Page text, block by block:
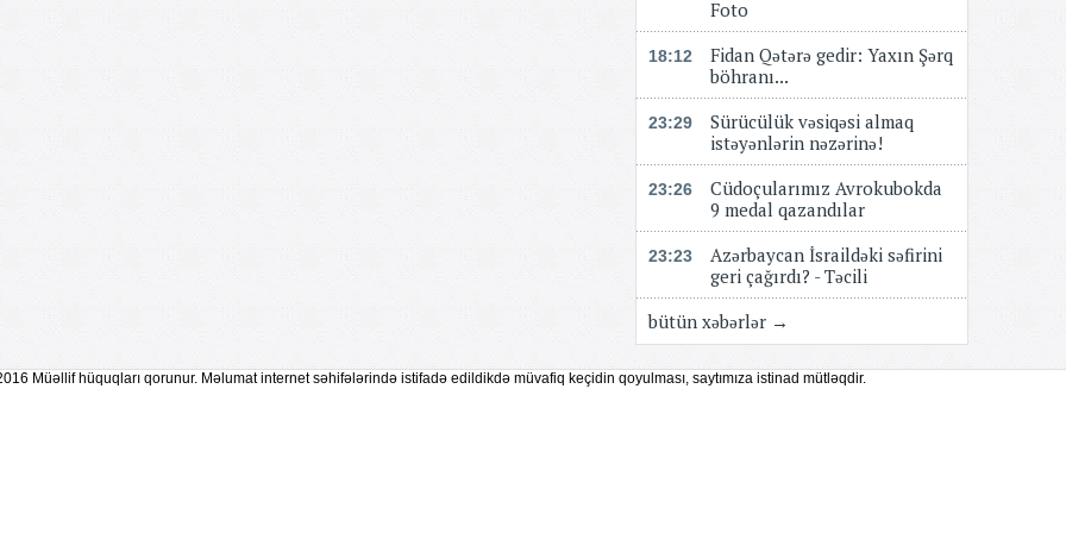
Foto
18:12
Fidan Qətərə gedir: Yaxın Şərq
böhranı...
23:29
Sürücülük vəsiqəsi almaq
istəyənlərin nəzərinə!
23:26
Cüdoçularımız Avrokubokda
9 medal qazandılar
23:23
Azərbaycan İsraildəki səfirini
geri çağırdı? - Təcili
bütün xəbərlər →
Müəllif hüquqları qorunur. Məlumat internet səhifələrində istifadə edildikdə müvafiq keçidin qoyulması, saytımıza istinad mütləqdir.